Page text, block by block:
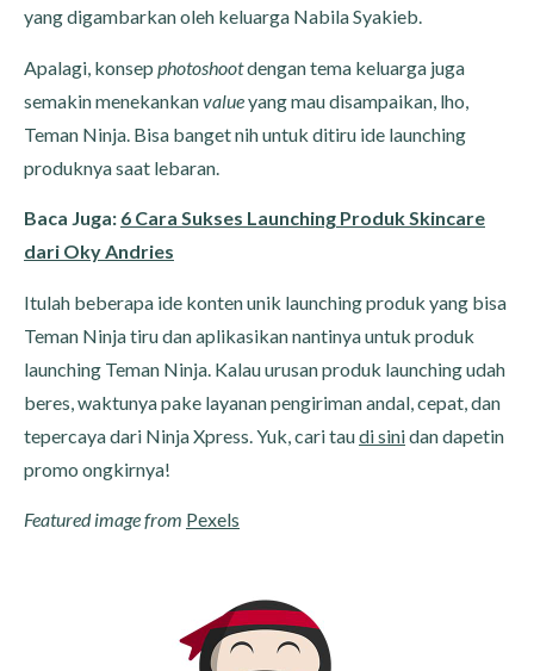
yang digambarkan oleh keluarga Nabila Syakieb.
Apalagi, konsep photoshootdengan tema keluarga juga
semakin menekankanvalueyang mau disampaikan, lho,
Teman Ninja. Bisa banget nih untuk ditiru ide launching
produknya saat lebaran.
Baca Juga: 6 Cara Sukses Launching Produk Skincare
dari Oky Andries
Itulah beberapa ide konten unik launching produk yang bisa
Teman Ninja tiru dan aplikasikan nantinya untuk produk
launching Teman Ninja. Kalau urusan produk launching udah
beres, waktunya pake layanan pengiriman andal, cepat, dan
tepercaya dari Ninja Xpress. Yuk, cari taudi sinidan dapetin
promo ongkirnya!
Featured image from Pexels